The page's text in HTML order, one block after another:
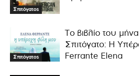
Σπιτόγατος
Σπιτόγατος
Το βιβλίο του
Σπιτόγατο: Η
Ferrante Elena